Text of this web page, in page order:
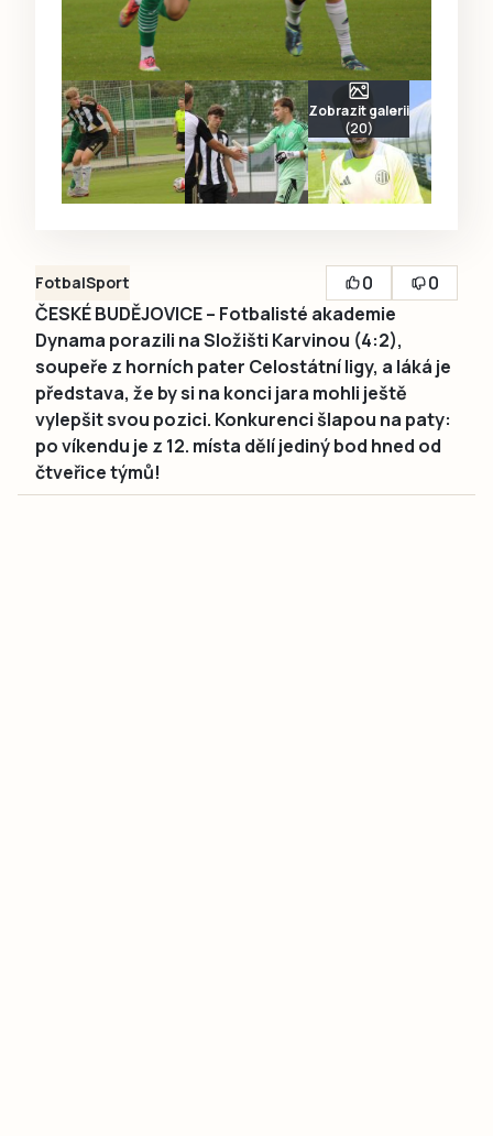
Zobrazit galerii
(20)
FotbalSport 0
0
ČESKÉ BUDĚJOVICE – Fotbalisté akademie
Dynama porazili na Složišti Karvinou (4:2),
soupeře z horních pater Celostátní ligy, a láká je
představa, že by si na konci jara mohli ještě
vylepšit svou pozici. Konkurenci šlapou na paty:
po víkendu je z 12. místa dělí jediný bod hned od
čtveřice týmů!